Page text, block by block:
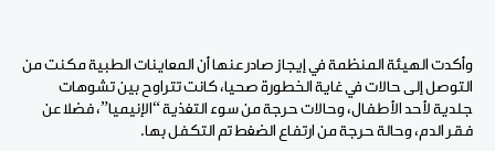
وأكدت الهيئة المنظمة في إيجاز صادر عنها أن المعاينات الطبية مكنت من
التوصل إلى حالات في غاية الخطورة صحيا، كانت تتراوح بين تشوهات
جلدية لأحد الأطفال، وحالات حرجة من سوء التغذية “الإنيميا”، فضلا عن
فقر الدم، وحالة حرجة من ارتفاع الضغط تم التكفل بها.